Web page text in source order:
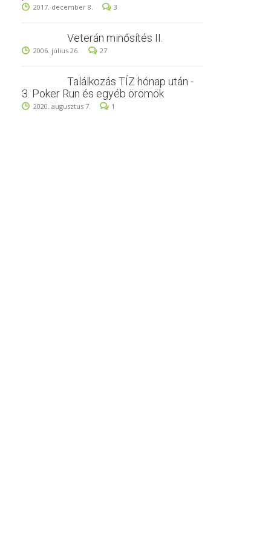
2017. december 8. 3
Veterán minősítés II.
2006. július 26. 27
Találkozás TÍZ hónap után -
3. Poker Run és egyéb örömök
2020. augusztus 7. 1